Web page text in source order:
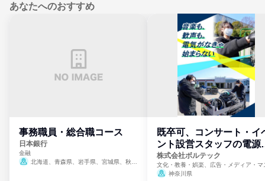
あなたへのおすすめ
事務職員・総合職コース
日本銀行
金融
北海道、青森県、岩手県、宮城県、秋田
既卒可、コンサート・イ
ント設営スタッフの電源
門
株式会社ボルテック
文化・教養・娯楽、広告・メディア・マ
ミ、電力・ガス・水道・エネルギー
神奈川県